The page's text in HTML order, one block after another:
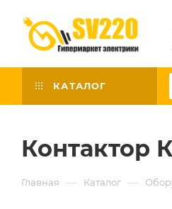
КАТАЛОГ
Контактор
Главная — Каталог —